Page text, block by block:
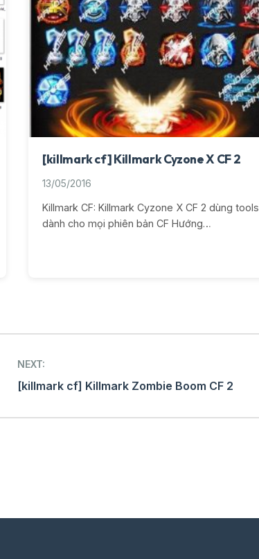
[killmark cf] Killmark Cyzone X CF 2
13/05/2016
Killmark CF: Killmark Cyzone X CF 2 dùng tools
dành cho mọi phiên bản CF Hướng…
NEXT:
[killmark cf] Killmark Zombie Boom CF 2